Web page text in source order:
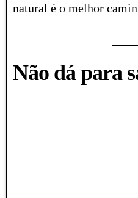
natural é o melhor
Não dá para